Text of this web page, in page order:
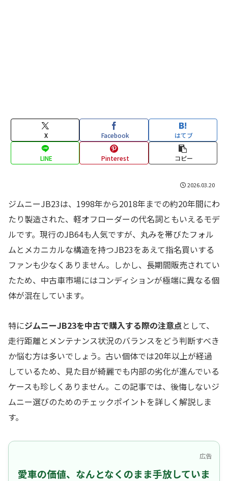
X Facebook はてブ
LINE Pinterest コピー
2026.03.20
ジムニーJB23は、1998年から2018年までの約20年間にわ
たり製造された、軽オフローダーの代名詞ともいえるモデ
ルです。現行のJB64も人気ですが、丸みを帯びたフォル
ムとメカニカルな構造を持つJB23をあえて指名買いする
ファンも少なくありません。しかし、長期間販売されてい
たため、中古車市場にはコンディションが極端に異なる個
体が混在しています。
特にジムニーJB23を中古で購入する際の注意点 として、
走行距離とメンテナンス状況のバランスをどう判断すべき
か悩む方は多いでしょう。古い個体では20年以上が経過
しているため、見た目が綺麗でも内部の劣化が進んでいる
ケースも珍しくありません。この記事では、後悔しないジ
ムニー選びのためのチェックポイントを詳しく解説しま
す。
広告
愛車の価値、なんとなくのまま手放していま